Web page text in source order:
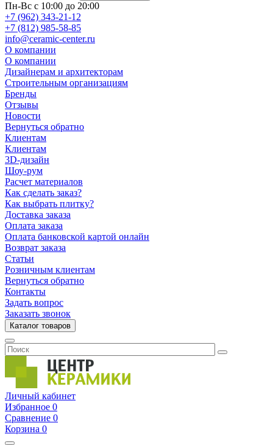
Пн-Вс с 10:00 до 20:00
+7 (962) 343-21-12
+7 (812) 985-58-85
info@ceramic-center.ru
О компании
О компании
Дизайнерам и архитекторам
Строительным организациям
Бренды
Отзывы
Новости
Вернуться обратно
Клиентам
Клиентам
3D-дизайн
Шоу-рум
Расчет материалов
Как сделать заказ?
Как выбрать плитку?
Доставка заказа
Оплата заказа
Оплата банковской картой онлайн
Возврат заказа
Статьи
Розничным клиентам
Вернуться обратно
Контакты
Задать вопрос
Заказать звонок
Каталог товаров
Личный кабинет
Избранное 0
Сравнение 0
Корзина 0